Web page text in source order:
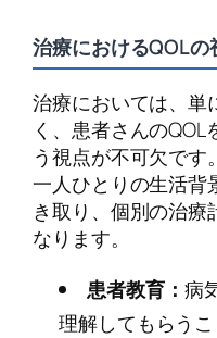
治療におけるQOLの
治療においては、単
く、患者さんの
う視点が不可欠で
一人ひとりの生活背
き取り、個別の治
なります。
患者教育： 病
理解してもらう